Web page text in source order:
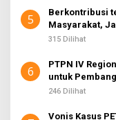
5
Berkontribusi
Masyarakat,
Transportasi
315 Dilihat
6
PTPN IV
untuk
246 Dilihat
Vonis Kasus